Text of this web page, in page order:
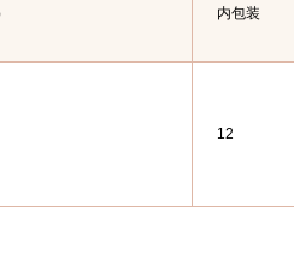
内包装
12